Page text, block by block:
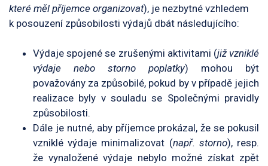
které měl příjemce organizovat), je nezbytné vzhledem
k posouzení způsobilosti výdajů dbát následujícího:
Výdaje spojené se zrušenými aktivitami (již vzniklé
výdaje nebo storno poplatky) mohou být
považovány za způsobilé, pokud by v případě jejich
realizace byly v souladu se Společnými pravidly
způsobilosti.
Dále je nutné, aby příjemce prokázal, že se pokusil
vzniklé výdaje minimalizovat (např. storno), resp.
že vynaložené výdaje nebylo možné získat zpět